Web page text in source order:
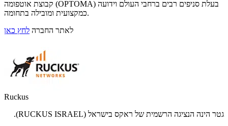
קבוצת אוטפומה (OPTOMA) בעלת סניפים רבים ברחבי העולם וידועה
כמקצועית ומובילה בתחומה.
לאתר החברה לחץ כאן
Ruckus
גטר הינה הנציגה הרשמית של ראקס בישראל (RUCKUS ISRAEL).